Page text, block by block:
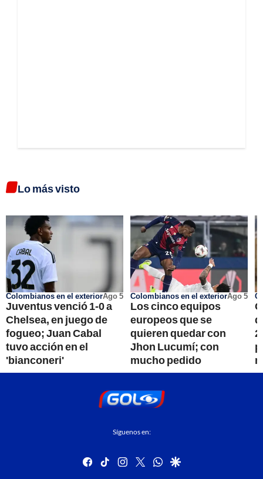
Lo más visto
Colombianos en el exteriorAgo 5
Juventus venció 1-0 a
Chelsea, en juego de
fogueo; Juan Cabal
tuvo acción en el
'bianconeri'
Colombianos en el exteriorAgo 5
Los cinco equipos
europeos que se
quieren quedar con
Jhon Lucumí; con
mucho pedido
Síguenos en:
facebook
tiktok instagram
twitterwhatsapp
google